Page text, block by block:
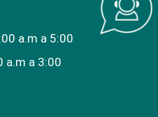
a.m a 5:00
a.m a 3:00